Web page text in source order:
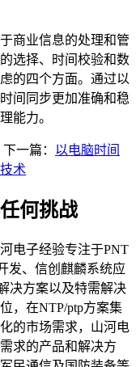
商业信息的处理和管
选择、时间校验和数
的四个方面。通过以
间同步更加准确和稳
能力。
下一篇： 以电脑时间
术
何挑战
电子经验专注于PNT
发、信创麒麟系统应
决方案以及特需解决
，在NTP/ptp方案集
的市场需求，山河电
求的产品和解决方